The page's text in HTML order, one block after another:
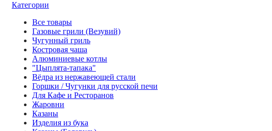
Категории
Все товары
Газовые грили (Везувий)
Чугунный гриль
Костровая чаша
Алюминиевые котлы
"Цыплята-тапака"
Вёдра из нержавеющей стали
Горшки / Чугунки для русской печи
Для Кафе и Ресторанов
Жаровни
Казаны
Изделия из бука